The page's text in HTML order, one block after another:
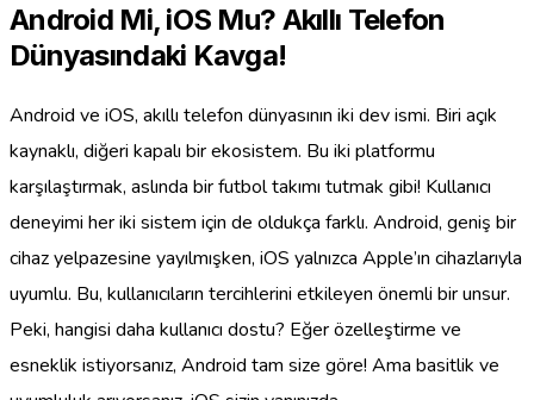
Android Mi, iOS Mu? Akıllı Telefon
Dünyasındaki Kavga!
Android ve iOS, akıllı telefon dünyasının iki dev ismi. Biri açık
kaynaklı, diğeri kapalı bir ekosistem. Bu iki platformu
karşılaştırmak, aslında bir futbol takımı tutmak gibi! Kullanıcı
deneyimi her iki sistem için de oldukça farklı. Android, geniş bir
cihaz yelpazesine yayılmışken, iOS yalnızca Apple’ın cihazlarıyla
uyumlu. Bu, kullanıcıların tercihlerini etkileyen önemli bir unsur.
Peki, hangisi daha kullanıcı dostu? Eğer özelleştirme ve
esneklik istiyorsanız, Android tam size göre! Ama basitlik ve